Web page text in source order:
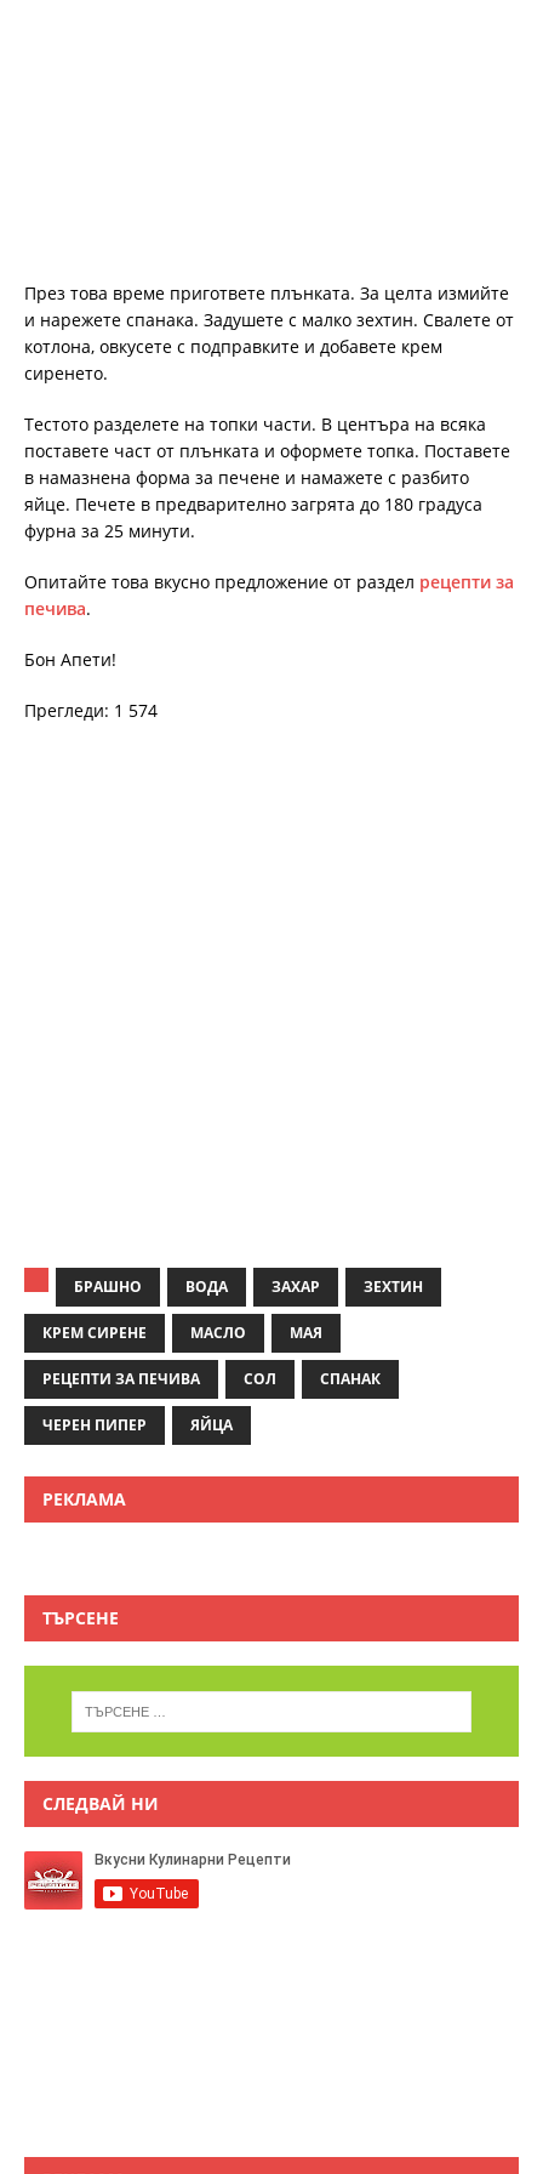
През това време пригответе плънката. За целта измийте
и нарежете спанака. Задушете с малко зехтин. Свалете от
котлона, овкусете с подправките и добавете крем
сиренето.
Тестото разделете на топки части. В центъра на всяка
поставете част от плънката и оформете топка. Поставете
в намазнена форма за печене и намажете с разбито
яйце. Печете в предварително загрята до 180 градуса
фурна за 25 минути.
Опитайте това вкусно предложение от раздел рецепти за
печива.
Бон Апети!
Прегледи: 1 574
БРАШНО ВОДА ЗАХАР ЗЕХТИН
КРЕМ СИРЕНЕ МАСЛО МАЯ
РЕЦЕПТИ ЗА ПЕЧИВА СОЛ СПАНАК
ЧЕРЕН ПИПЕР ЯЙЦА
РЕКЛАМА
ТЪРСЕНЕ
СЛЕДВАЙ НИ